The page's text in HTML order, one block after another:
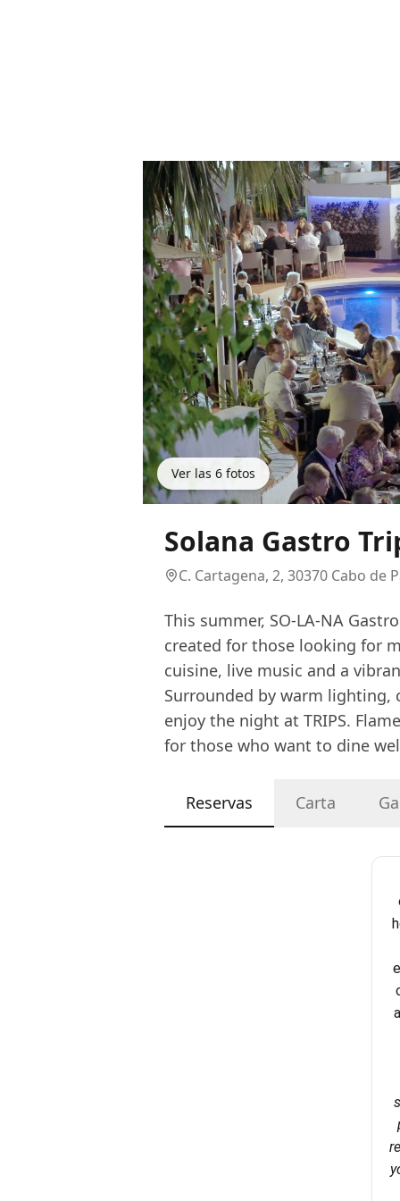
Ver las 6 fotos
Solana Gastro
C. Cartagena, 2, 30370 Cabo de
This summer, SO-LA-NA
created for those looking for
cuisine, live music and a
Surrounded by warm lighting,
enjoy the night at TRIPS.
for those who want to dine
Reservas Carta